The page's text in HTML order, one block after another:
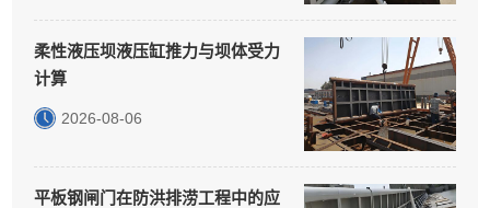
柔性液压坝液压缸推力与坝体受力
计算
2026-08-06
平板钢闸门在防洪排涝工程中的应